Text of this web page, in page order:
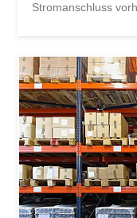
Stromanschluss
Vergleichsplattform
Kontaktanfrage
damit diese sich
melden können.
Eigentümerin des
Objekt sowie ca.
Sie auch direkt auf